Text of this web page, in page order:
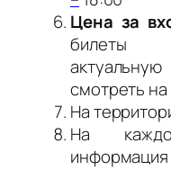
Цена за
билеты
смотреть
На
На
информация